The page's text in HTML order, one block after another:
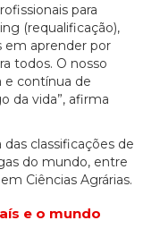
para
(requalificação),
em aprender por
todos. O nosso
e contínua de
da vida”, afirma
classificações de
do mundo, entre
Ciências Agrárias.
e o mundo